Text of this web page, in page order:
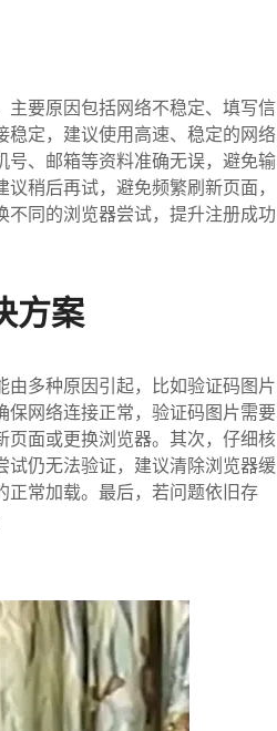
主要原因包括网络不稳定、填写信
稳定，建议使用高速、稳定的网络
号、邮箱等资料准确无误，避免输
稍后再试，避免频繁刷新页面，
同的浏览器尝试，提升注册成功
方案
多种原因引起，比如验证码图片
保网络连接正常，验证码图片需要
页面或更换浏览器。其次，仔细核
试仍无法验证，建议清除浏览器缓
正常加载。最后，若问题依旧存